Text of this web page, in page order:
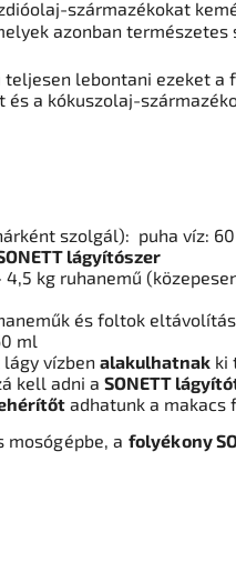
származékokat
azonban
teljesen lebontani ezeket
a kókuszolaj-
szolgál): puha víz:
lágyítószer
kg ruhanemű
és foltok
ml
vízben alakulhatnak ki
kell adni a SONETT
adhatunk a makacs
mosógépbe, a folyékony